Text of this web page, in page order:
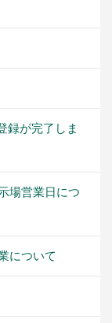
録が完了しま
場営業日につ
について